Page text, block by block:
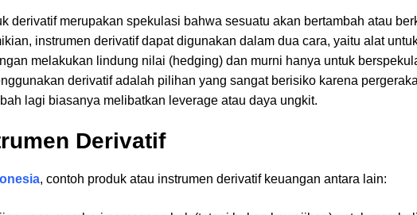
derivatif merupakan spekulasi bahwa sesuatu akan bertambah atau
instrumen derivatif dapat digunakan dalam dua cara, yaitu alat
melakukan lindung nilai (hedging) dan murni hanya untuk
derivatif adalah pilihan yang sangat berisiko karena
lagi biasanya melibatkan leverage atau daya ungkit.
Derivatif
, contoh produk atau instrumen derivatif keuangan antara lain: